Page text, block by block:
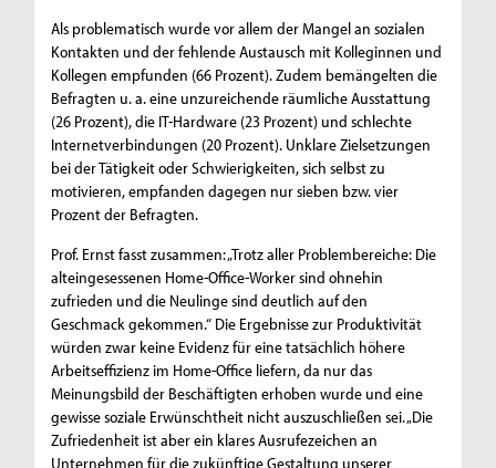
Als problematisch wurde vor allem der Mangel an sozialen
Kontakten und der fehlende Austausch mit Kolleginnen und
Kollegen empfunden (66 Prozent). Zudem bemängelten die
Befragten u. a. eine unzureichende räumliche Ausstattung
(26 Prozent), die IT-Hardware (23 Prozent) und schlechte
Internetverbindungen (20 Prozent). Unklare Zielsetzungen
bei der Tätigkeit oder Schwierigkeiten, sich selbst zu
motivieren, empfanden dagegen nur sieben bzw. vier
Prozent der Befragten.
Prof. Ernst fasst zusammen: „Trotz aller Problembereiche: Die
alteingesessenen Home-Office-Worker sind ohnehin
zufrieden und die Neulinge sind deutlich auf den
Geschmack gekommen.“ Die Ergebnisse zur Produktivität
würden zwar keine Evidenz für eine tatsächlich höhere
Arbeitseffizienz im Home-Office liefern, da nur das
Meinungsbild der Beschäftigten erhoben wurde und eine
gewisse soziale Erwünschtheit nicht auszuschließen sei. „Die
Zufriedenheit ist aber ein klares Ausrufezeichen an
Unternehmen für die zukünftige Gestaltung unserer